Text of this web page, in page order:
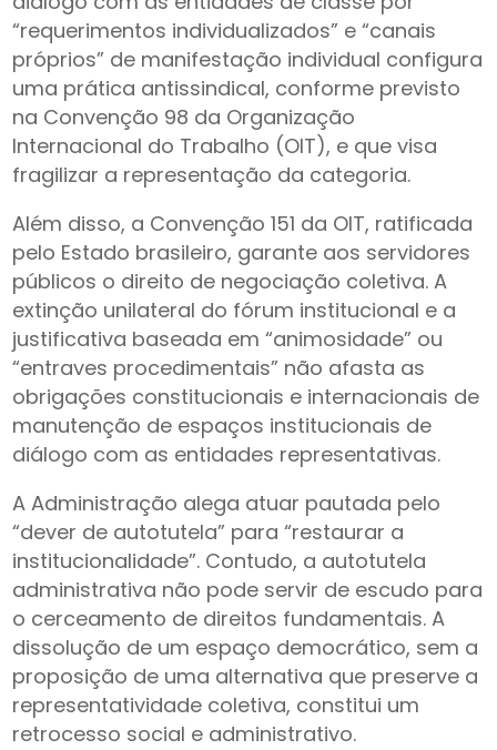
“requerimentos individualizados” e “canais
próprios” de manifestação individual configura
uma prática antissindical, conforme previsto
na Convenção 98 da Organização
Internacional do Trabalho (OIT), e que visa
fragilizar a representação da categoria.
Além disso, a Convenção 151 da OIT, ratificada
pelo Estado brasileiro, garante aos servidores
públicos o direito de negociação coletiva. A
extinção unilateral do fórum institucional e a
justificativa baseada em “animosidade” ou
“entraves procedimentais” não afasta as
obrigações constitucionais e internacionais de
manutenção de espaços institucionais de
diálogo com as entidades representativas.
A Administração alega atuar pautada pelo
“dever de autotutela” para “restaurar a
institucionalidade”. Contudo, a autotutela
administrativa não pode servir de escudo para
o cerceamento de direitos fundamentais. A
dissolução de um espaço democrático, sem a
proposição de uma alternativa que preserve a
representatividade coletiva, constitui um
retrocesso social e administrativo.